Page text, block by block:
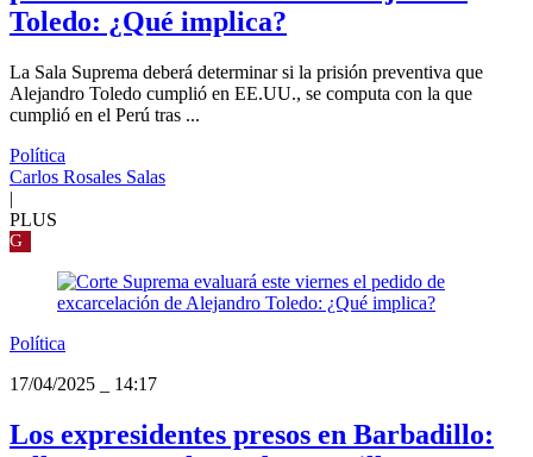
Toledo: ¿Qué implica?
La Sala Suprema deberá determinar si la prisión preventiva que
Alejandro Toledo cumplió en EE.UU., se computa con la que
cumplió en el Perú tras ...
Política
Carlos Rosales Salas
|
PLUS
G
Política
17/04/2025
14:17
Los expresidentes presos en Barbadillo: